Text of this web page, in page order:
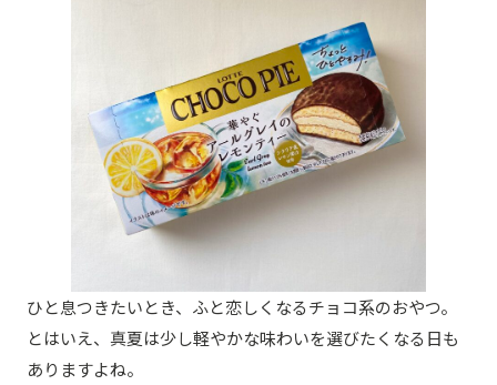
ひと息つきたいとき、ふと恋しくなるチョコ系のおやつ。
とはいえ、真夏は少し軽やかな味わいを選びたくなる日も
ありますよね。